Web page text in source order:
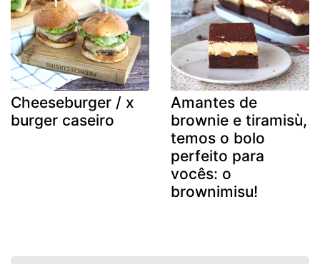
Cheeseburger / x
burger caseiro
Amantes de
brownie e tiramisù,
temos o bolo
perfeito para
vocês: o
brownimisu!